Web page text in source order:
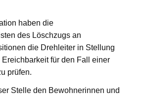
haben die
des Löschzugs an
die Drehleiter in Stellung
für den Fall einer
prüfen.
Stelle den Bewohnerinnen und